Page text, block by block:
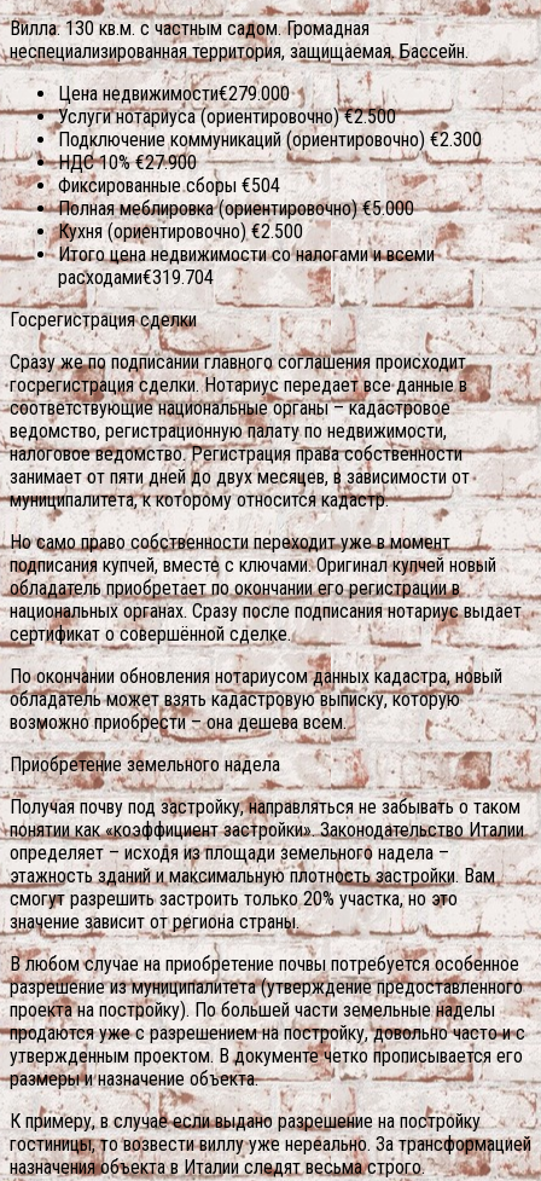
Вилла. 130 кв.м. с частным садом. Громадная
неспециализированная территория, защищаемая. Бассейн.
Цена недвижимости€279.000
Услуги нотариуса (ориентировочно) €2.500
Подключение коммуникаций (ориентировочно) €2.300
НДС 10% €27.900
Фиксированные сборы €504
Полная меблировка (ориентировочно) €5.000
Кухня (ориентировочно) €2.500
Итого цена недвижимости со налогами и всеми
расходами€319.704
Госрегистрация сделки
Сразу же по подписании главного соглашения происходит
госрегистрация сделки. Нотариус передает все данные в
соответствующие национальные органы – кадастровое
ведомство, регистрационную палату по недвижимости,
налоговое ведомство. Регистрация права собственности
занимает от пяти дней до двух месяцев, в зависимости от
муниципалитета, к которому относится кадастр.
Но само право собственности переходит уже в момент
подписания купчей, вместе с ключами. Оригинал купчей новый
обладатель приобретает по окончании его регистрации в
национальных органах. Сразу после подписания нотариус выдает
сертификат о совершённой сделке.
По окончании обновления нотариусом данных кадастра, новый
обладатель может взять кадастровую выписку, которую
возможно приобрести – она дешева всем.
Приобретение земельного надела
Получая почву под застройку, направляться не забывать о таком
понятии как «коэффициент застройки». Законодательство Италии
определяет – исходя из площади земельного надела –
этажность зданий и максимальную плотность застройки. Вам
смогут разрешить застроить только 20% участка, но это
значение зависит от региона страны.
В любом случае на приобретение почвы потребуется особенное
разрешение из муниципалитета (утверждение предоставленного
проекта на постройку). По большей части земельные наделы
продаются уже с разрешением на постройку, довольно часто и с
утвержденным проектом. В документе четко прописывается его
размеры и назначение объекта.
К примеру, в случае если выдано разрешение на постройку
гостиницы, то возвести виллу уже нереально. За трансформацией
назначения объекта в Италии следят весьма строго.